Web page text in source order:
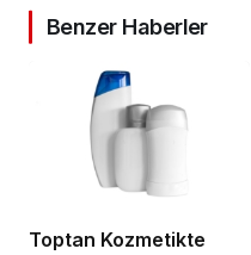
Benzer Haberler
Toptan Kozmetikte